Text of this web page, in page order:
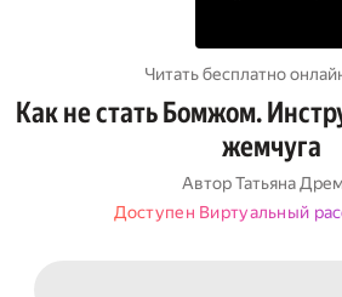
Читать бесплатно
Как не стать Бомжом.
жемчуга
Автор Татьяна
Доступен Виртуальный